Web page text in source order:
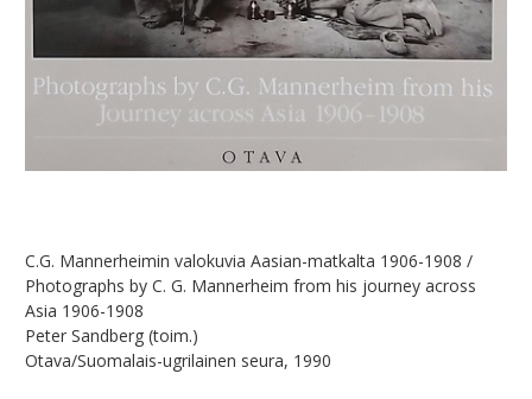
C.G. Mannerheimin valokuvia Aasian-matkalta 1906-1908 /
Photographs by C. G. Mannerheim from his journey across
Asia 1906-1908
Peter Sandberg (toim.)
Otava/Suomalais-ugrilainen seura, 1990